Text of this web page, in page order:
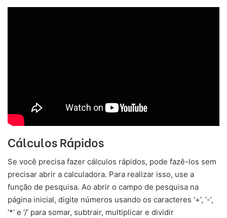
Cálculos Rápidos
Se você precisa fazer cálculos rápidos, pode fazê-los sem
precisar abrir a calculadora. Para realizar isso, use a
função de pesquisa. Ao abrir o campo de pesquisa na
página inicial, digite números usando os caracteres ‘+’, ‘-’,
‘*’ e ‘/’ para somar, subtrair, multiplicar e dividir